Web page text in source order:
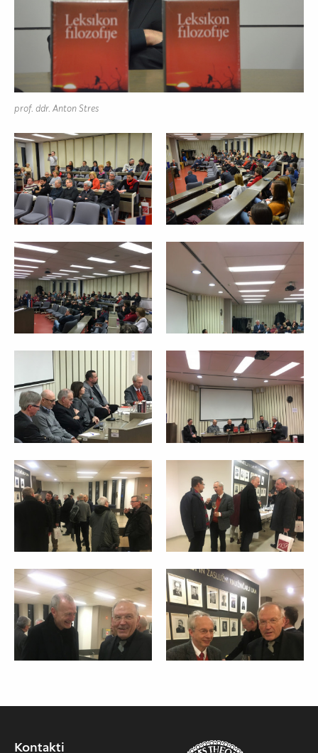
prof. ddr. Anton Stres
Kontakti